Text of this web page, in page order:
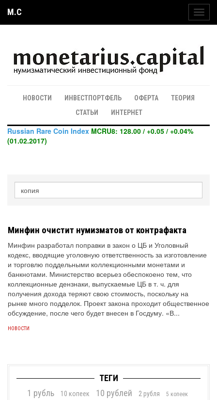
M.C
НОВОСТИ ИНВЕСТПОРТФЕЛЬ ОФЕРТА
ТЕОРИЯ
СТАТЬИ
ИНТЕРНЕТ
Russian Rare Coin Index MCRU8: 128.00 / +0.05 / +0.04%
(01.02.2017)
Минфин очистит нумизматов от контрафакта
Минфин разработал поправки в закон о ЦБ и Уголовный
кодекс, вводящие уголовную ответственность за изготовление
и торговлю поддельными коллекционными монетами и
банкнотами. Министерство всерьез обеспокоено тем, что
коллекционные дензнаки, выпускаемые ЦБ в т. ч. для
получения дохода теряют свою стоимость, поскольку на
рынке много подделок. Проект закона проходит общественное
обсуждение, после чего будет внесен в Госдуму. «В...
НОВОСТИ
ТЕГИ
1 рубль
10 копеек 10 рублей 2 рубля 5 копеек